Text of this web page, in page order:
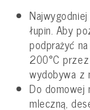
łupin. Aby
podprażyć
200°C
wydobywa z
Do domowej
mleczną,